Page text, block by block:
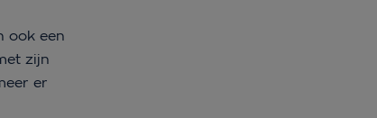
ook een
zijn
er